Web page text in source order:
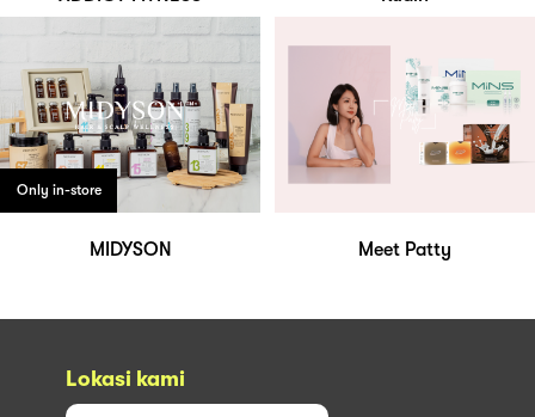
Only in-store
MIDYSON Meet Patty
Lokasi kami